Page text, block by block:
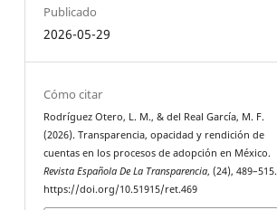
Publicado
2026-05-29
Cómo citar
Rodríguez Otero, L. M., & del Real García, M. F.
(2026). Transparencia, opacidad y rendición de
cuentas en los procesos de adopción en México.
Revista Española De La Transparencia, (24), 489–515.
https://doi.org/10.51915/ret.469